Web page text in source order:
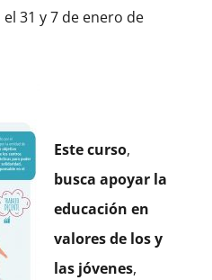
31 y 7 de enero de
Este curso,
busca apoyar la
educación en
valores de los y
las jóvenes,